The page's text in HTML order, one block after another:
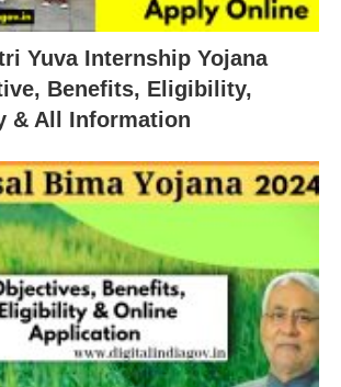
Yuva Internship Yojana
Benefits, Eligibility,
& All Information